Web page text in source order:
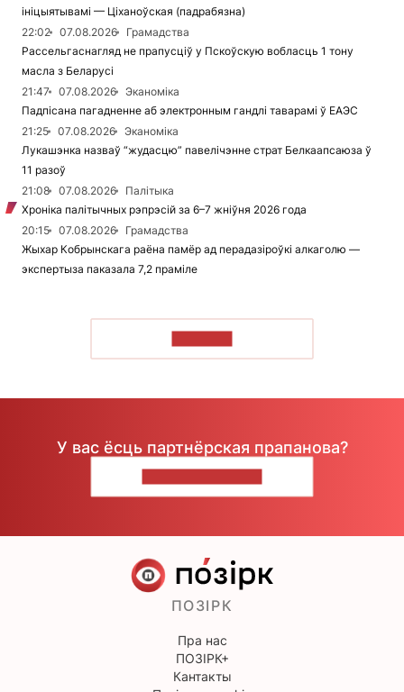
ініцыятывамі — Ціханоўская (падрабязна)
22:02
07.08.2026
Грамадства
Рассельгаснагляд не прапусціў у Пскоўскую вобласць 1 тону
масла з Беларусі
21:47
07.08.2026
Эканоміка
Падпісана пагадненне аб электронным гандлі таварамі ў ЕАЭС
21:25
07.08.2026
Эканоміка
Лукашэнка назваў “жудасцю” павелічэнне страт Белкаапсаюза ў
11 разоў
21:08
07.08.2026
Палітыка
Хроніка палітычных рэпрэсій за 6–7 жніўня 2026 года
20:15
07.08.2026
Грамадства
Жыхар Кобрынскага раёна памёр ад перадазіроўкі алкаголю —
экспертыза паказала 7,2 праміле
У вас ёсць партнёрская прапанова?
ПОЗІРК
Пра нас
ПОЗІРК+
Кантакты